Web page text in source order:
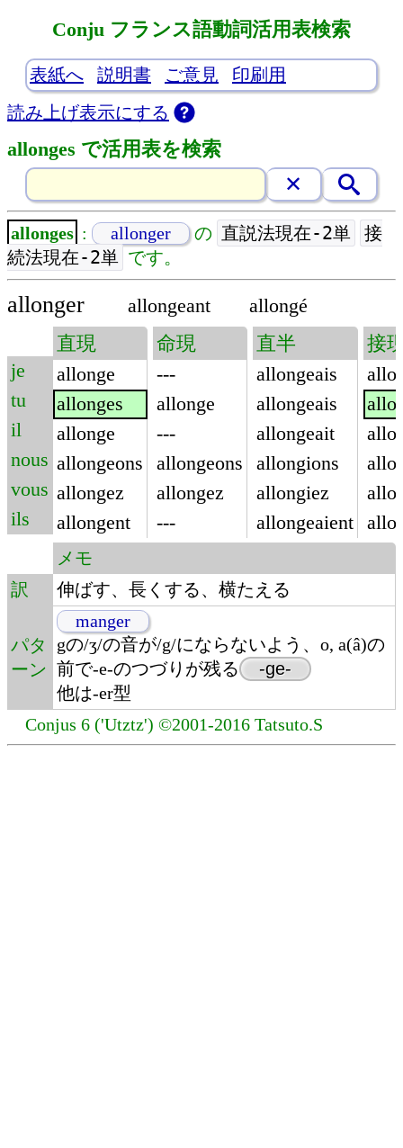
Conju フランス語動詞活用表検索
表紙へ 説明書 ご意見
印刷用
読み上げ表示にする
allonges で活用表を検索
allonges : allonger の 直説法現在-2単
接
続法現在-2単 です。
allonger allongeant allongé
je
tu
il
nous
vous
ils
直現
allonge
allonges
allonge
allongeons
allongez
allongent
命現
---
allonge
---
allongeons
allongez
---
直半
allongeais
allongeais
allongeait
allongions
allongiez
allongeaient
接
メモ
訳
伸ばす、長くする、横たえる
パタ
ーン
manger
gの/ʒ/の音が/g/にならないよう、o, a(â)の
前で-e-のつづりが残る
-ge-
他は-er型
Conjus 6 ('Utztz') ©2001-2016 Tatsuto.S